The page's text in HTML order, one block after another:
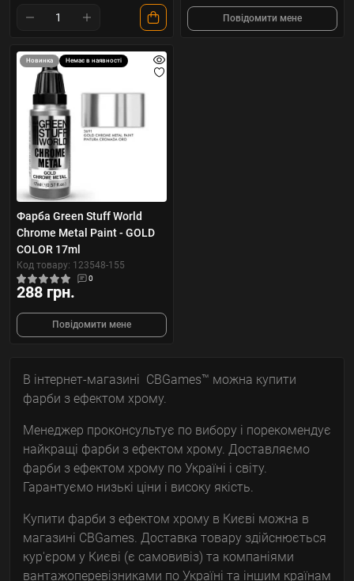
Повідомити мене
Новинка Немає в наявності
Фарба Green Stuff World
Chrome Metal Paint - GOLD
COLOR 17ml
Код товару: 123548-155
0
288 грн.
Повідомити мене
В інтернет-магазині CBGames™ можна купити
фарби з ефектом хрому.
Менеджер проконсультує по вибору і порекомендує
найкращі фарби з ефектом хрому. Доставляємо
фарби з ефектом хрому по Україні і світу.
Гарантуємо низькі ціни і високу якість.
Купити фарби з ефектом хрому в Києві можна в
магазині CBGames. Доставка товару здійснюється
кур'єром у Києві (є самовивіз) та компаніями
вантажоперевізниками по Україні та іншим країнам